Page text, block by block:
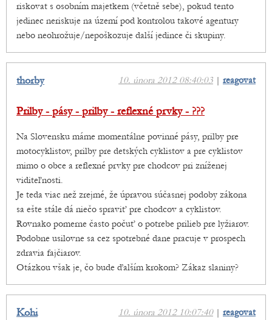
riskovat s osobním majetkem (včetně sebe), pokud tento
jedinec neriskuje na území pod kontrolou takové agentury
nebo neohrožuje/nepoškozuje další jedince či skupiny.
10. února 2012 08:40:03 | reagovat
thorby
Prilby - pásy - prilby - reflexné prvky - ???
Na Slovensku máme momentálne povinné pásy, prilby pre
motocyklistov, prilby pre detských cyklistov a pre cyklistov
mimo o obce a reflexné prvky pre chodcov pri zníženej
viditeľnosti.
Je teda viac než zrejmé, že úpravou súčasnej podoby zákona
sa ešte stále dá niečo spraviť pre chodcov a cyklistov.
Rovnako pomerne často počuť o potrebe prilieb pre lyžiarov.
Podobne usilovne sa cez spotrebné dane pracuje v prospech
zdravia fajčiarov.
Otázkou však je, čo bude ďalším krokom? Zákaz slaniny?
10. února 2012 10:07:40| reagovat
Kohi